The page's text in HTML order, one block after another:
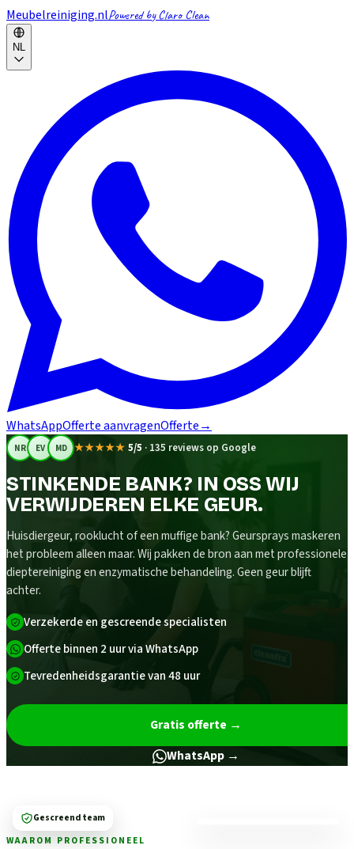
Meubelreiniging.nlPowered by Claro Clean
NL
WhatsAppOfferte aanvragenOfferte→
NR EV MD ★★★★★ 5/5 · 135 reviews op Google
STINKENDE BANK? IN OSS WIJ
VERWIJDEREN ELKE GEUR.
Huisdiergeur, rooklucht of een muffige bank? Geursprays maskeren
het probleem alleen maar. Wij pakken de bron aan met professionele
dieptereiniging en enzymatische behandeling. Geen geur blijft
achter.
Verzekerde en gescreende specialisten
Offerte binnen 2 uur via WhatsApp
Tevredenheidsgarantie van 48 uur
Gratis offerte →
WhatsApp →
WAAROM PROFESSIONEEL
Gescreend team